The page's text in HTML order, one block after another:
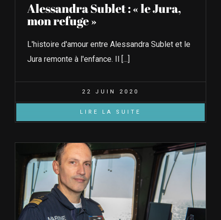
Alessandra Sublet : « le Jura,
mon refuge »
L'histoire d'amour entre Alessandra Sublet et le
Jura remonte à l'enfance. Il [...]
22 JUIN 2020
LIRE LA SUITE